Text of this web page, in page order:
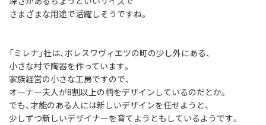
さまざまな用途で活躍しそうですね。
「ミレナ」社は、ボレスワヴィエツの町の少し外にある、
小さな村で陶器を作っています。
家族経営の小さな工房ですので、
オーナー夫人が8割以上の柄をデザインしているのだとか。
でも、才能のある人には新しいデザインを任せようと、
少しずつ新しいデザイナーを育てようともしているようです。